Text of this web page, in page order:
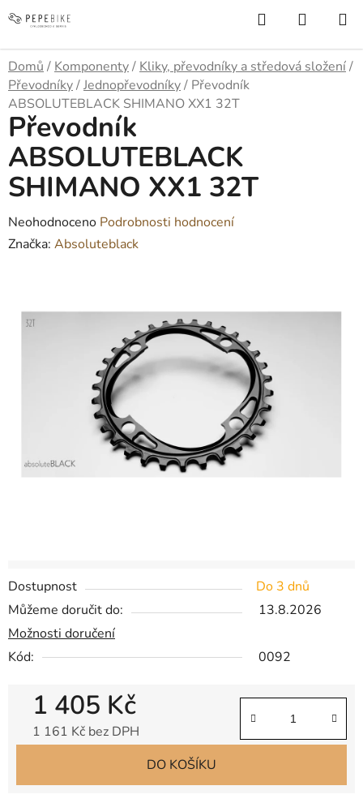
na
Hledat
KOŠÍK
Domů / Komponenty/ Kliky, převodníky a středová složení/
Převodníky/Jednopřevodníky/ Převodník
ABSOLUTEBLACK SHIMANO XX1 32T
Dostupnost
Do 3 dnů
Můžeme doručit do:
13.8.2026
Možnosti doručení
Kód:
0092
1 405 Kč
1 161 Kč bez DPH
DO KOŠÍKU
Převodník
ABSOLUTEBLACK
SHIMANO XX1 32T
Průměrné
hodnocení
0,0
Neohodnoceno Podrobnosti hodnocení
Značka: Absoluteblack